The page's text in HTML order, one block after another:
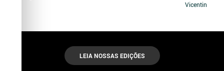
Vicentin
LEIA NOSSAS EDIÇÕES